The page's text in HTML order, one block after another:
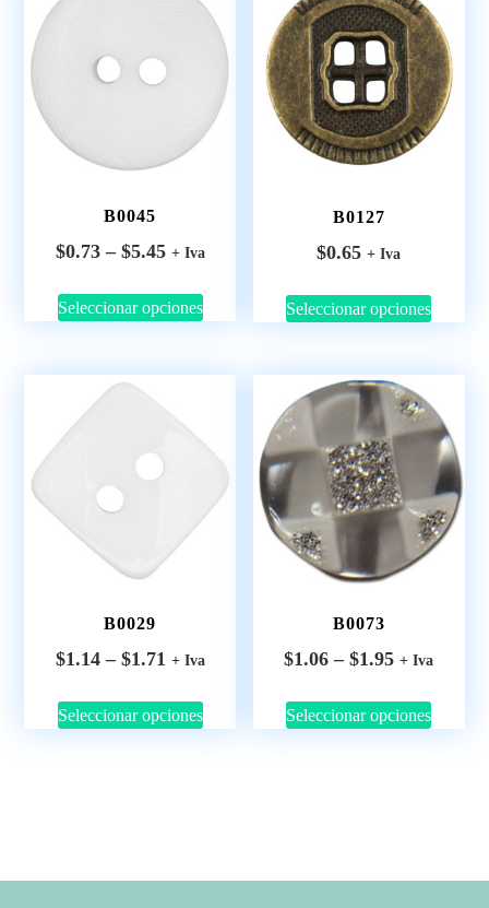
B0045
$0.73 – $5.45 + Iva
Seleccionar opciones
B0127
$0.65 + Iva
Seleccionar opciones
B0029
$1.14 – $1.71 + Iva
Seleccionar opciones
B0073
$1.06 – $1.95 + Iva
Seleccionar opciones